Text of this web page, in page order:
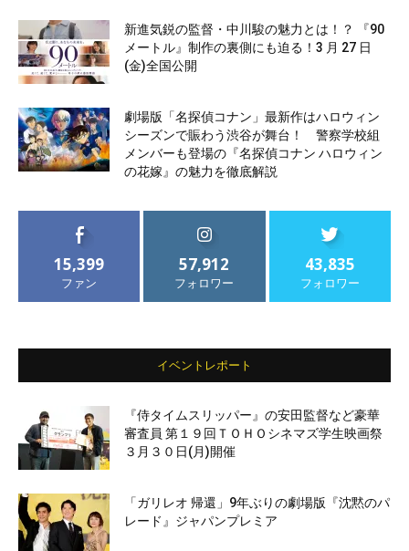
新進気鋭の監督・中川駿の魅力とは！？ 『90
メートル』制作の裏側にも迫る！3 月 27 日
(金)全国公開
劇場版「名探偵コナン」最新作はハロウィン
シーズンで賑わう渋谷が舞台！ 警察学校組
メンバーも登場の『名探偵コナン ハロウィン
の花嫁』の魅力を徹底解説
15,399
ファン
57,912
フォロワー
43,835
フォロワー
イベントレポート
『侍タイムスリッパー』の安田監督など豪華
審査員 第１９回ＴＯＨＯシネマズ学生映画祭
３月３０日(月)開催
「ガリレオ 帰還」9年ぶりの劇場版『沈黙のパ
レード』ジャパンプレミア